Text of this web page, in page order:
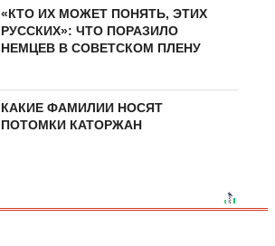
«КТО ИХ МОЖЕТ ПОНЯТЬ, ЭТИХ
РУССКИХ»: ЧТО ПОРАЗИЛО
НЕМЦЕВ В СОВЕТСКОМ ПЛЕНУ
КАКИЕ ФАМИЛИИ НОСЯТ
ПОТОМКИ КАТОРЖАН